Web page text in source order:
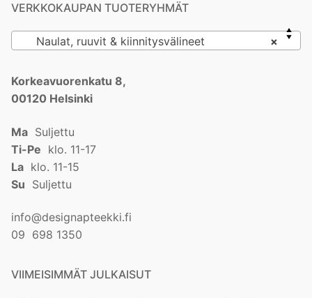
VERKKOKAUPAN TUOTERYHMÄT
×
Naulat, ruuvit & kiinnitysvälineet
Korkeavuorenkatu 8,
00120 Helsinki
Ma Suljettu
Ti-Pe klo. 11-17
La klo. 11-15
Su Suljettu
info@designapteekki.fi
09 698 1350
VIIMEISIMMÄT JULKAISUT